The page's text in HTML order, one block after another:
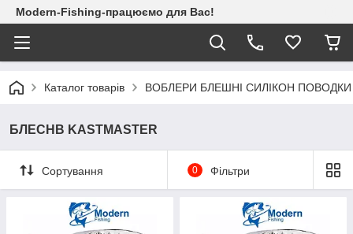
Modern-Fishing-працюємо для Вас!
Каталог товарів ВОБЛЕРИ БЛЕШНІ СИЛІКОН
БЛЕСНB KASTMASTER
Сортування 0 Фільтри